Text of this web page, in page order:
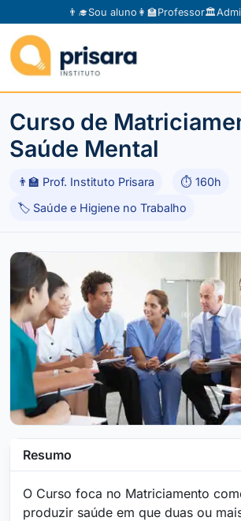
👨‍🎓Sou aluno 👩‍🏫Professor🏛️
Curso de
Saúde Mental
👨‍🏫 Prof. Instituto Prisara
⏱ 160h
🏷 Saúde e Higiene no Trabalho
Resumo
O Curso foca no Matriciamento
produzir saúde em que duas ou